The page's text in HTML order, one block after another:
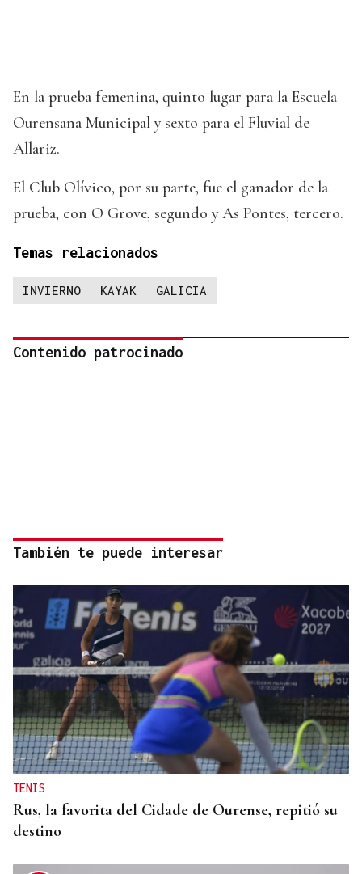
En la prueba femenina, quinto lugar para la Escuela
Ourensana Municipal y sexto para el Fluvial de
Allariz.
El Club Olívico, por su parte, fue el ganador de la
prueba, con O Grove, segundo y As Pontes, tercero.
Temas relacionados
INVIERNO KAYAK GALICIA
Contenido patrocinado
También te puede interesar
TENIS
Rus, la favorita del Cidade de Ourense, repitió su
destino